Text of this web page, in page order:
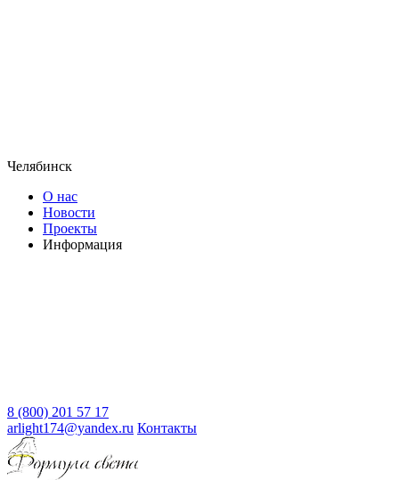
Челябинск
О нас
Новости
Проекты
Информация
8 (800) 201 57 17
arlight174@yandex.ru Контакты